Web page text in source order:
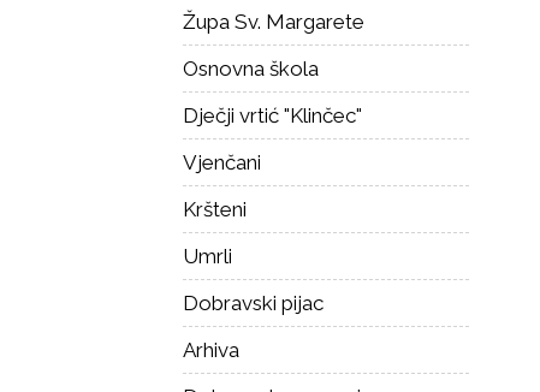
Župa Sv. Margarete
Osnovna škola
Dječji vrtić "Klinčec"
Vjenčani
Kršteni
Umrli
Dobravski pijac
Arhiva